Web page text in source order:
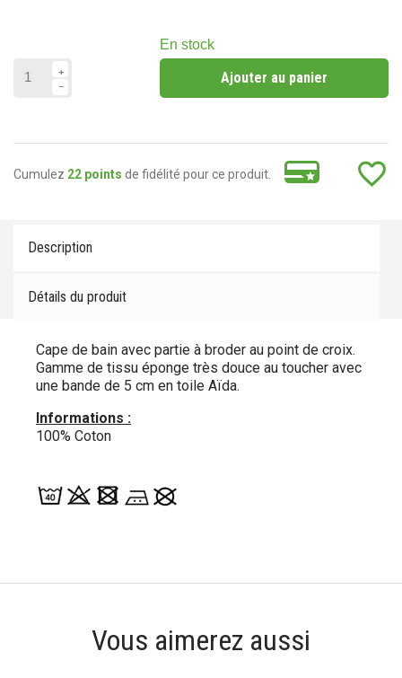
En stock
Ajouter au panier
favorite_border
Cumulez 22 points de fidélité pour ce produit.
Description
Détails du produit
Cape de bain avec partie à broder au point de croix.
Gamme de tissu éponge très douce au toucher avec
une bande de 5 cm en toile Aïda.
Informations :
100% Coton
Vous aimerez aussi